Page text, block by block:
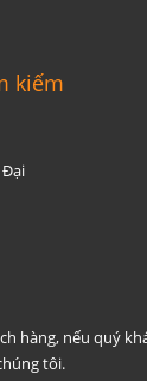
kiếm
Đại
hàng, nếu quý
tôi.